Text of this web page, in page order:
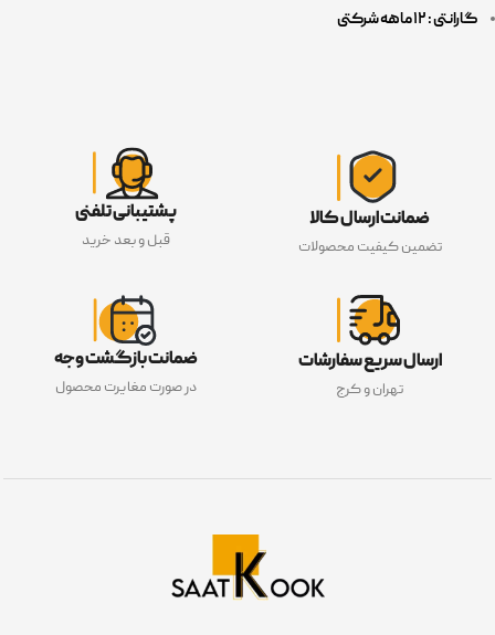
گارانتی : ۱۲ ماهه شرکتی
ضمانت ارسال کالا
تضمین کیفیت محصولات
پشتیبانی تلفنی
قبل و بعد خرید
ارسال سریع سفارشات
تهران و کرج
ضمانت بازگشت وجه
در صورت مغایرت محصول